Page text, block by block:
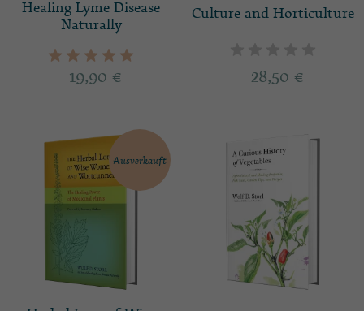
Healing Lyme Disease
Naturally
19,90 €
Culture and Horticulture
28,50 €
Ausverkauft